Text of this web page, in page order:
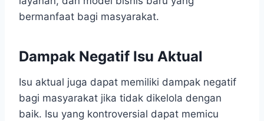
bermanfaat bagi masyarakat.
Dampak Negatif Isu Aktual
Isu aktual juga dapat memiliki dampak negatif
bagi masyarakat jika tidak dikelola dengan
baik. Isu yang kontroversial dapat memicu